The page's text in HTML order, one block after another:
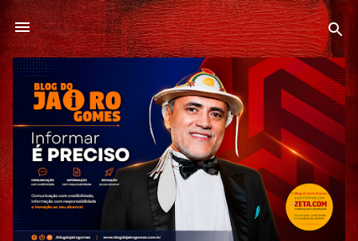
Pular para o conteúdo principal